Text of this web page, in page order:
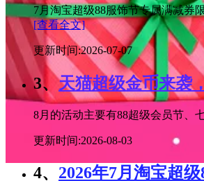
7月淘宝超级88服饰节专属满减券
[查看全文]
更新时间:2026-07-07
3、天猫超级金币来袭
8月的活动主要有88超级会员节、
更新时间:2026-08-03
4、 2026年7月淘宝超